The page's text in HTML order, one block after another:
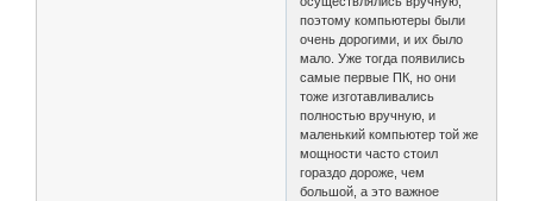
поэтому компьютеры были
очень дорогими, и их было
мало. Уже тогда появились
самые первые ПК, но они
тоже изготавливались
полностью вручную, и
маленький компьютер той же
мощности часто стоил
гораздо дороже, чем
большой, а это важное